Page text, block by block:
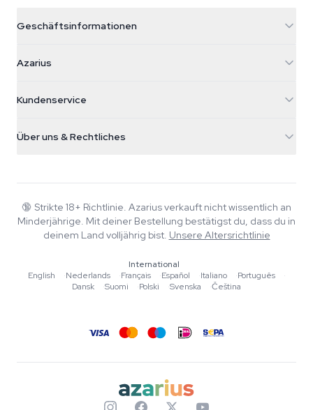
Geschäftsinformationen
Galvaniweg 11
Nederland
+31(0)204897914
Azarius
Smokeshop
Kundenservice
FAQ
Datenschutzrichtlinie
Über uns & Rechtliches
Wiki
Blog
Autoren
Tools & Rechner
🔞 Strikte 18+ Richtlinie. Azarius verkauft nicht wissentlich an
Minderjährige. Mit deiner Bestellung bestätigst du, dass du in
deinem Land volljährig bist. Unsere Altersrichtlinie
International
English
·Nederlands ·Français ·Español ·Italiano ·Português
·
Dansk
·Suomi ·Polski ·Svenska ·Čeština